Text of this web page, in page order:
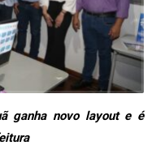
ganha novo layout e é